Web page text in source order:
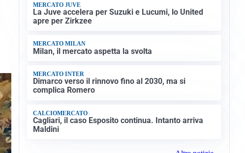
MERCATO JUVE
La Juve accelera per Suzuki e Lucumi, lo United
apre per Zirkzee
MERCATO MILAN
Milan, il mercato aspetta la svolta
MERCATO INTER
Dimarco verso il rinnovo fino al 2030, ma si
complica Romero
CALCIOMERCATO
Cagliari, il caso Esposito continua. Intanto arriva
Maldini